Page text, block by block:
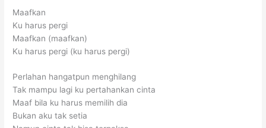
Maafkan
Ku harus pergi
Maafkan (maafkan)
Ku harus pergi (ku harus pergi)
Perlahan hangatpun menghilang
Tak mampu lagi ku pertahankan cinta
Maaf bila ku harus memilih dia
Bukan aku tak setia